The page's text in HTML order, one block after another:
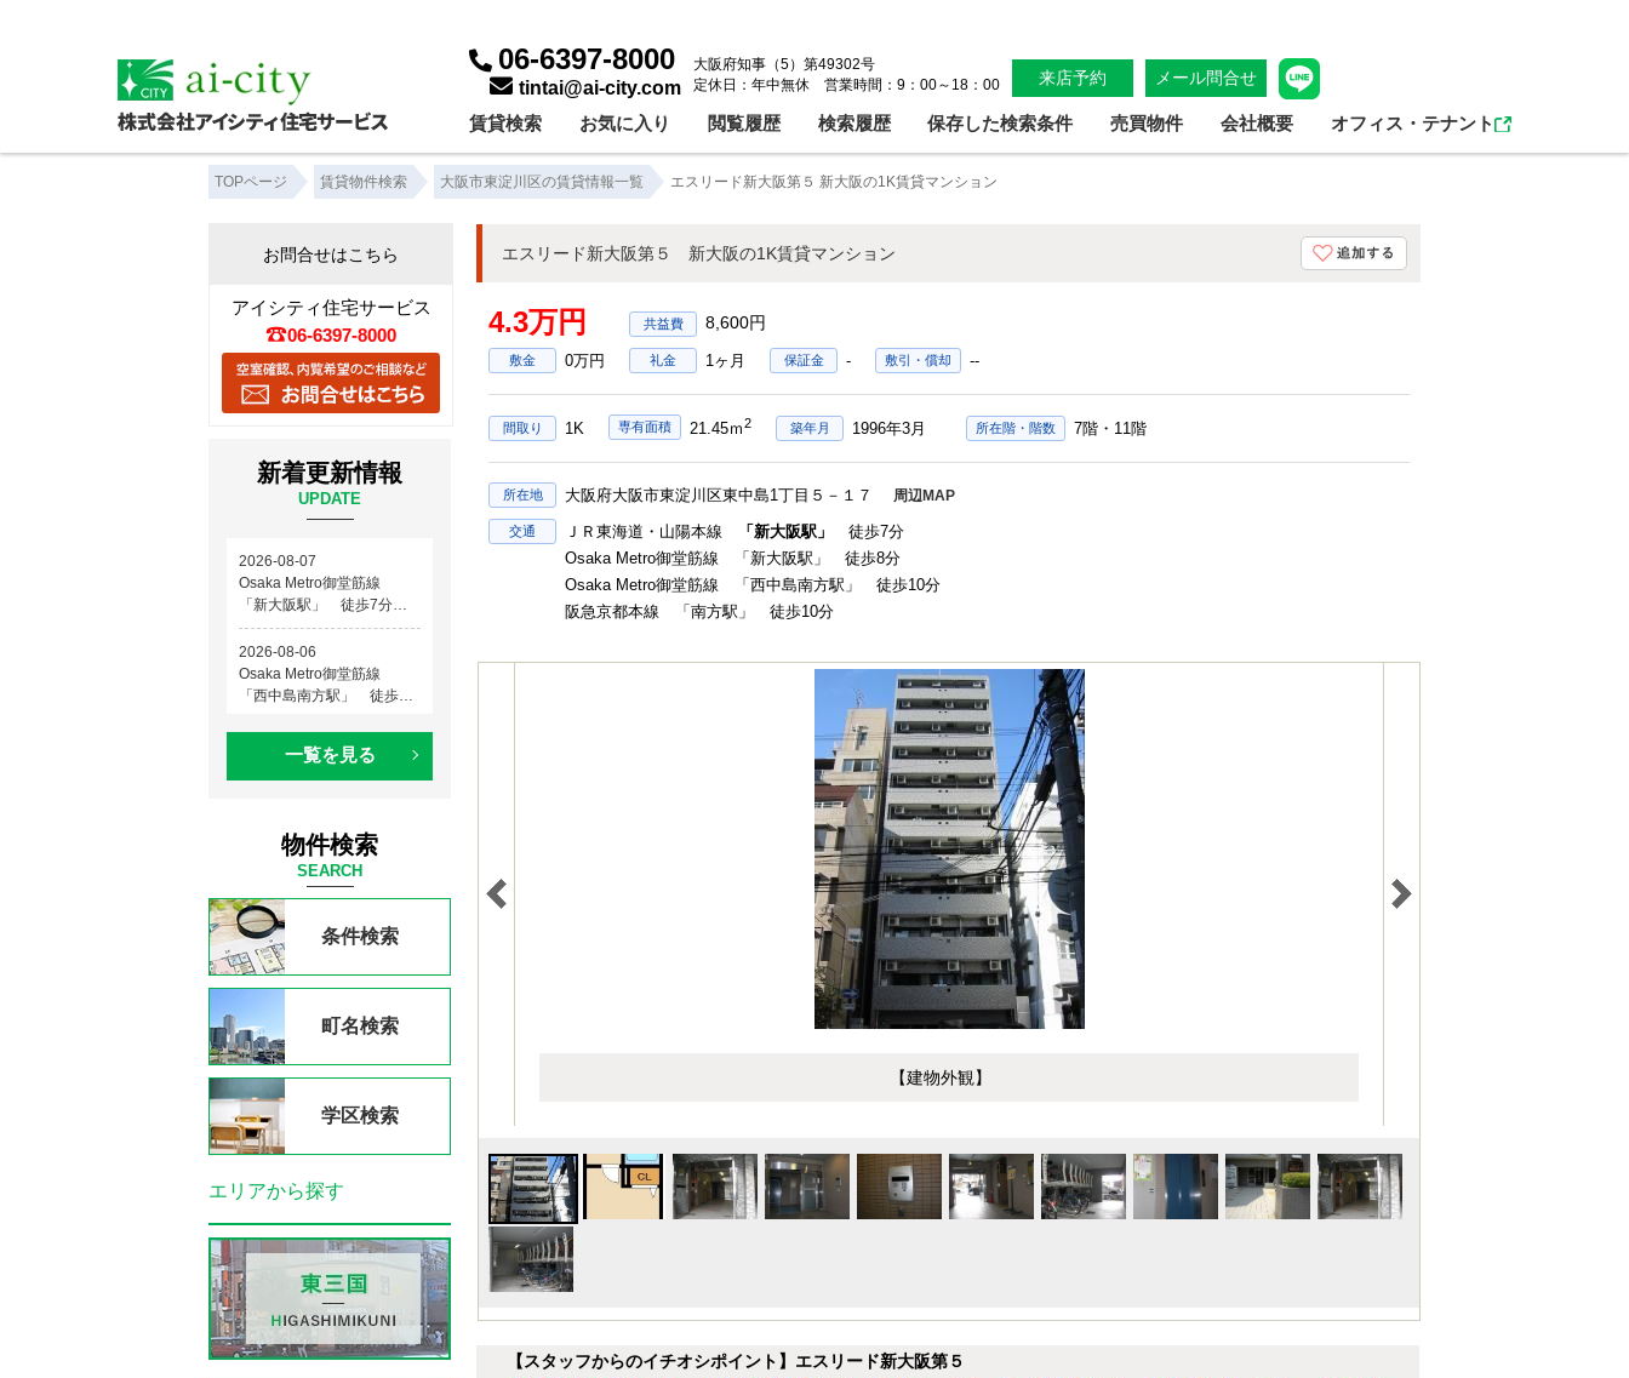
06-6397-8000
tintai@ai-city.com
大阪府知事（5）第49302号
定休日：年中無休 営業時間：9：00～18：00
来店予約 メール問合せ
賃貸検索 お気に入り 閲覧履歴 検索履歴 保存した検索条件 売買物件 会社概要 オフィス・テナント
TOPページ 賃貸物件検索 大阪市東淀川区の賃貸情報一覧 エスリード新大阪第５ 新大阪の1K賃貸マンション
エスリード新大阪第５ 新大阪の1K賃貸マンション
4.3万円 8,600円
敷金 0万円 礼金 1ヶ月 保証金 - 敷引・償却 --
間取り 1K 専有面積 21.45ｍ2 築年月 1996年3月 所在階・階数 7階・11階
所在地 大阪府大阪市東淀川区東中島1丁目５－１７ 周辺MAP
交通 ＪＲ東海道・山陽本線 「新大阪駅」
徒歩7分
Osaka Metro御堂筋線 「新大阪駅」 徒歩8分
Osaka Metro御堂筋線 「西中島南方駅」 徒歩10分
阪急京都本線 「南方駅」 徒歩10分
【建物外観】
【スタッフからのイチオシポイント】エスリード新大阪第５
お問合せはこちら
アイシティ住宅サービス
06-6397-8000
新着更新情報
UPDATE
一覧を見る
物件検索
SEARCH
条件検索
町名検索
学区検索
エリアから探す